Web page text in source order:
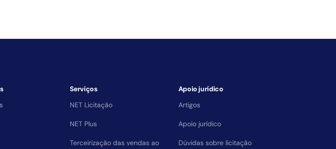
Serviços
NET Licitação
NET Plus
Terceirização das vendas ao
Apoio jurídico
Artigos
Apoio jurídico
Dúvidas sobre licitação